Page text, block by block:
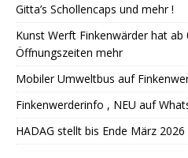
Gitta’s Schollencaps und mehr !
Kunst Werft Finkenwärder hat ab
Öffnungszeiten mehr
Mobiler Umweltbus auf
Finkenwerderinfo , NEU auf
HADAG stellt bis Ende März